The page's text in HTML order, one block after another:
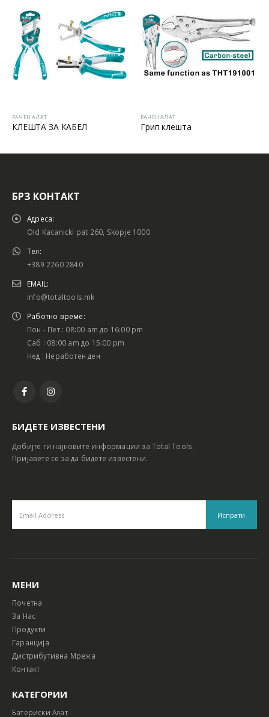
РАЧЕН АЛАТ
КЛЕШТА ЗА КАБЕЛ
РАЧЕН АЛАТ
Грип клешта
БРЗ КОНТАКТ
Адреса:
Old Kacanicki pat 260, Skopje 1000
Тел:
+389 2260 2840
EMAIL:
info@totaltools.mk
Работно време:
Пон - Пет : 08:00 am до 16:00 pm
Саб : 08:00 am до 15:00 pm
Нед : Неработен ден
БИДЕТЕ ИЗВЕСТЕНИ
Добијте ги најновите информации за Total Tools.
Пријавете се за да бидете известени.
МЕНИ
Почетна
За Нас
Продукти
Гаранција
Дистрибутивна Мрежа
Контакт
КАТЕГОРИИ
Батериски Алат